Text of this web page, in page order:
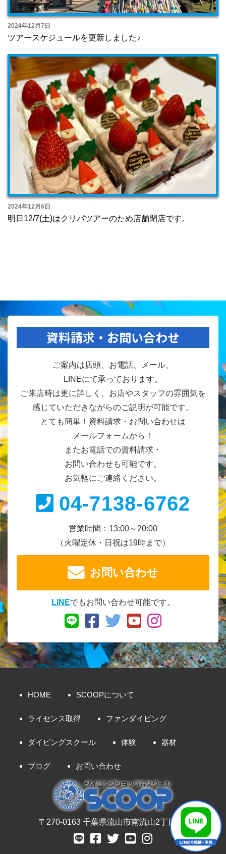
2024年12月7日
ツアースケジュールを更新しました♪
2024年12月6日
明日12/7(土)はクリパツアーのため店舗閉店です。
資料請求・お問い合わせ
ご案内は店頭、お電話、メール、
LINEにて承っております。
ご来店時は更に詳しく、お店やスタッフの雰囲気を
感じていただきながらのご説明が可能です。
とても簡単！資料請求・お問い合わせは
メールフォームから！
またお電話での資料請求・
お問い合わせも可能です。
お気軽にご連絡ください。
04-7138-6762
営業時間：13:00～20:00
（火曜定休・日祝は19時まで）
お問い合わせ
LINEでもお問い合わせ可能です。
HOME SCOOPについて
ライセンス取得 ファンダイビング
ダイビングスクール 体験 器材
ブログ お問い合わせ
〒270-0163 千葉県流山市南流山2丁目8-7